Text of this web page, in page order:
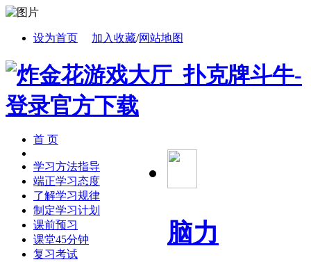
设为首页 加入收藏/网站地图
脑力
首 页
学习方法指导
端正学习态度
了解学习规律
制定学习计划
课前预习
课堂45分钟
复习考试